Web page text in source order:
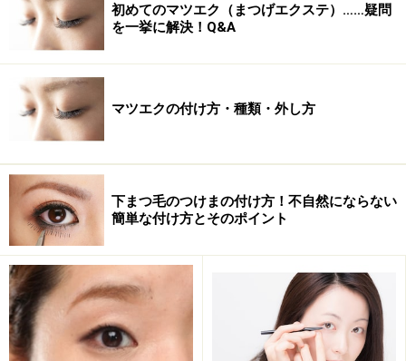
初めてのマツエク（まつげエクステ）……疑問
を一挙に解決！Q&A
マツエクの付け方・種類・外し方
下まつ毛のつけまの付け方！不自然にならない
簡単な付け方とそのポイント